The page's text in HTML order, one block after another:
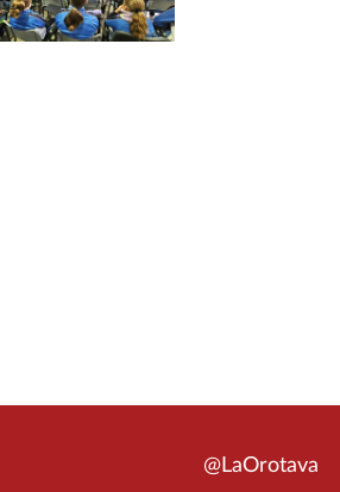
@LaOrotava